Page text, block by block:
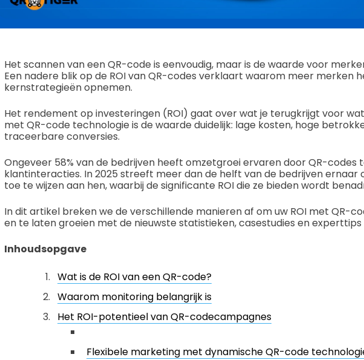
Het scannen van een QR-code is eenvoudig, maar is de waarde voor
Een nadere blik op de ROI van QR-codes verklaart waarom meer merken
kernstrategieën opnemen.
Het rendement op investeringen (ROI) gaat over wat je terugkrijgt voor
met QR-code technologie is de waarde duidelijk: lage kosten, hoge
traceerbare conversies.
Ongeveer 58% van de bedrijven heeft omzetgroei ervaren door QR-codes
klantinteracties. In 2025 streeft meer dan de helft van de bedrijven ernaar
toe te wijzen aan hen, waarbij de significante ROI die ze bieden wordt
In dit artikel breken we de verschillende manieren af om uw ROI met QR-
en te laten groeien met de nieuwste statistieken, casestudies en
Inhoudsopgave
Wat is de ROI van een QR-code?
Waarom monitoring belangrijk is
Het ROI-potentieel van QR-codecampagnes
Flexibele marketing met dynamische QR-code